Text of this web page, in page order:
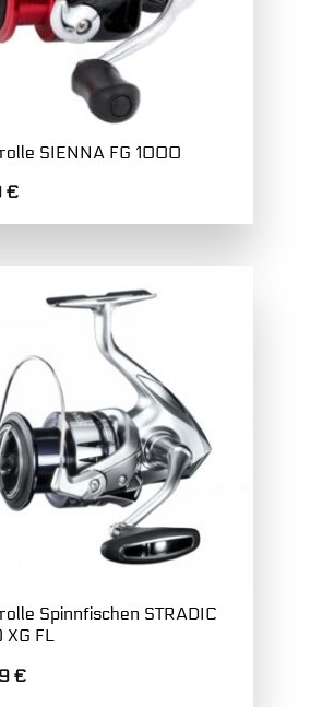
SIENNA FG 1000
€
Spinnfischen STRADIC
FL
€